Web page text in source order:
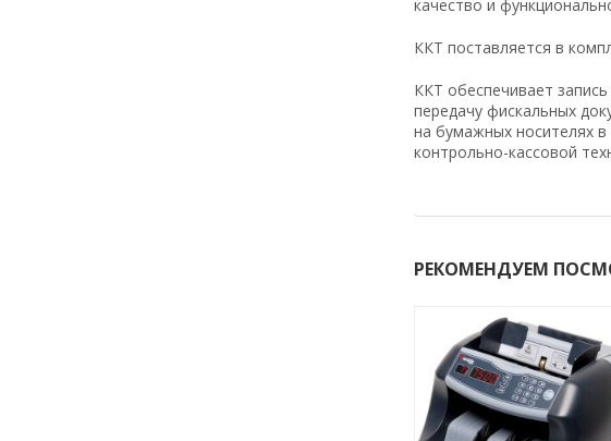
качество и
ККТ поставляется в
ККТ обеспечивает
передачу фискальных
на бумажных носителях
контрольно-кассовой
РЕКОМЕНДУЕМ